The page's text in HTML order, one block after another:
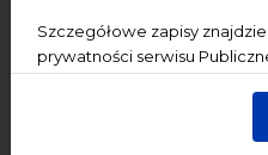
Szczegółowe zapisy
prywatności serwisu
dane są przetwarzane w
starannością i zgodnie z
Zajęcia prowadzone będą
- Dominikę Król -
ilustracji. Podczas ferii
wykorzystujące